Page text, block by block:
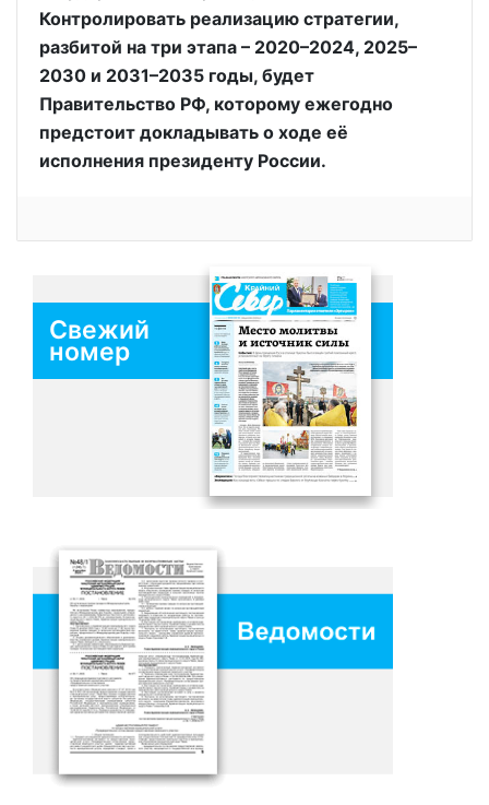
Контролировать реализацию стратегии,
разбитой на три этапа – 2020–2024, 2025–
2030 и 2031–2035 годы, будет
Правительство РФ, которому ежегодно
предстоит докладывать о ходе её
исполнения президенту России.
Свежий
номер